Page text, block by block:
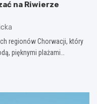
na Riwierze
regionów Chorwacji, który
pięknymi plażami…